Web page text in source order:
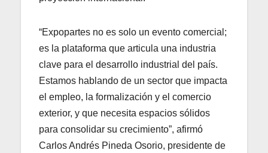
“Expopartes no es solo un evento comercial;
es la plataforma que articula una industria
clave para el desarrollo industrial del país.
Estamos hablando de un sector que impacta
el empleo, la formalización y el comercio
exterior, y que necesita espacios sólidos
para consolidar su crecimiento”, afirmó
Carlos Andrés Pineda Osorio, presidente de